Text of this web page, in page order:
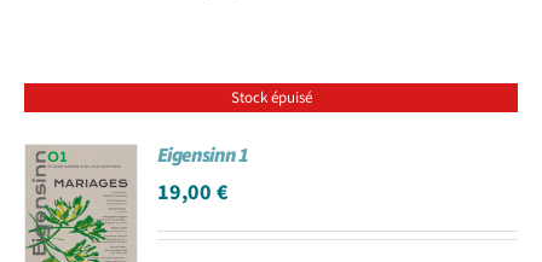
Stock épuisé
Eigensinn 1
19,00€